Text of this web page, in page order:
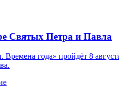
Святых Петра и Павла
Времена года» пройдёт 8